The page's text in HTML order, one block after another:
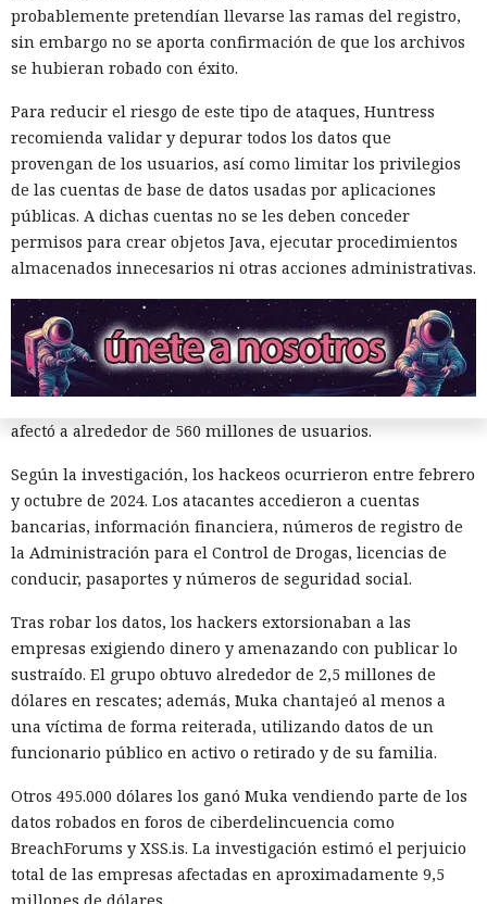
Muka, de 26 años, se declaró culpable de cargos de fraude
informático y telefónico, robo agravado de datos personales
Washington. Su sentencia se dictará el 27 de octubre; la
pena máxima es de hasta 32 años de prisión.
Muka y sus cómplices utilizaron credenciales robadas para
acceder a cuentas de Snowflake y robaron información de al
menos 165 empresas. Entre las afectadas se encuentran
AT&T, Ticketmaster, Advance Auto Parts, Neiman Marcus,
grandes de Estados Unidos.
La magnitud de las filtraciones fue enorme: en el caso de
AT&T se trató de registros de llamadas y mensajes de más
afectó a alrededor de 560 millones de usuarios.
Según la investigación, los hackeos ocurrieron entre febrero
y octubre de 2024. Los atacantes accedieron a cuentas
bancarias, información financiera, números de registro de
la Administración para el Control de Drogas, licencias de
conducir, pasaportes y números de seguridad social.
Tras robar los datos, los hackers extorsionaban a las
empresas exigiendo dinero y amenazando con publicar lo
sustraído. El grupo obtuvo alrededor de 2,5 millones de
dólares en rescates; además, Muka chantajeó al menos a
una víctima de forma reiterada, utilizando datos de un
funcionario público en activo o retirado y de su familia.
Otros 495.000 dólares los ganó Muka vendiendo parte de los
datos robados en foros de ciberdelincuencia como
BreachForums y XSS.is. La investigación estimó el perjuicio
total de las empresas afectadas en aproximadamente 9,5
probablemente pretendían llevarse las ramas del registro,
sin embargo no se aporta confirmación de que los archivos
se hubieran robado con éxito.
Para reducir el riesgo de este tipo de ataques, Huntress
recomienda validar y depurar todos los datos que
provengan de los usuarios, así como limitar los privilegios
de las cuentas de base de datos usadas por aplicaciones
públicas. A dichas cuentas no se les deben conceder
permisos para crear objetos Java, ejecutar procedimientos
almacenados innecesarios ni otras acciones administrativas.
¿Una mujer? Demasiado
atrevido. Las redes neuronales
borraron a las protagonistas de
los cuentos infantiles y las
dejaron con apenas un 2%.
20:35 / 06.08.2026
Búhos sabios, lobos valientes y prácticamente sin heroínas:
bienvenidos al futuro de la literatura.